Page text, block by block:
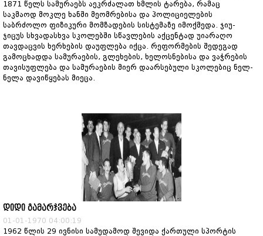
1871 წელს სამურაებს აეკრძალათ ხმლის ტარება, რამაც
საკმაოდ მოკლე ხანში მეომრებისა და პოლიციელების
საბრძოლო ფიზიკური მომზადების სისტემაზე იმოქმედა. ჯიუ-
ჯიცუს სხვადასხვა სკოლებში სწავლების აქცენტად უიარაღო
თავდაცვის ხერხების დაუფლება იქცა. რეფორმების შედეგად
გამოცხადდა სამურაების, გლეხების, ხელოსნებისა და ვაჭრების
თავისუფლება და სამურაების მიერ დაარსებული სკოლებიც ნელ-
ნელა დავიწყებას მიეცა.
დიდი გამარჯვება
01-01-1970 04:00:19
1962 წლის 29 ივნისი სამუდამოდ შევიდა ქართული სპორტის